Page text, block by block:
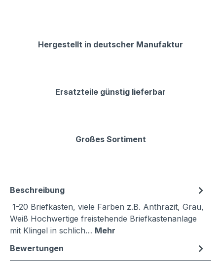
Hergestellt in deutscher Manufaktur
Ersatzteile günstig lieferbar
Großes Sortiment
Beschreibung
1-20 Briefkästen, viele Farben z.B. Anthrazit, Grau,
Weiß Hochwertige freistehende Briefkastenanlage
mit Klingel in schlich… Mehr
Bewertungen